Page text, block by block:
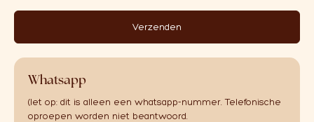
Verzenden
Whatsapp
(let op: dit is alleen een whatsapp-nummer. Telefonische
oproepen worden niet beantwoord.